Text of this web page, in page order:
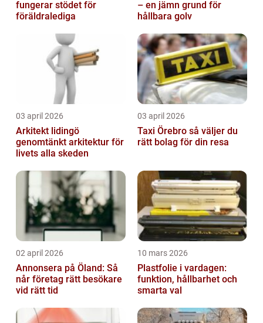
fungerar stödet för
föräldralediga
– en jämn grund för
hållbara golv
03 april 2026
Arkitekt lidingö
genomtänkt arkitektur för
livets alla skeden
03 april 2026
Taxi Örebro så väljer du
rätt bolag för din resa
02 april 2026
Annonsera på Öland: Så
når företag rätt besökare
vid rätt tid
10 mars 2026
Plastfolie i vardagen:
funktion, hållbarhet och
smarta val